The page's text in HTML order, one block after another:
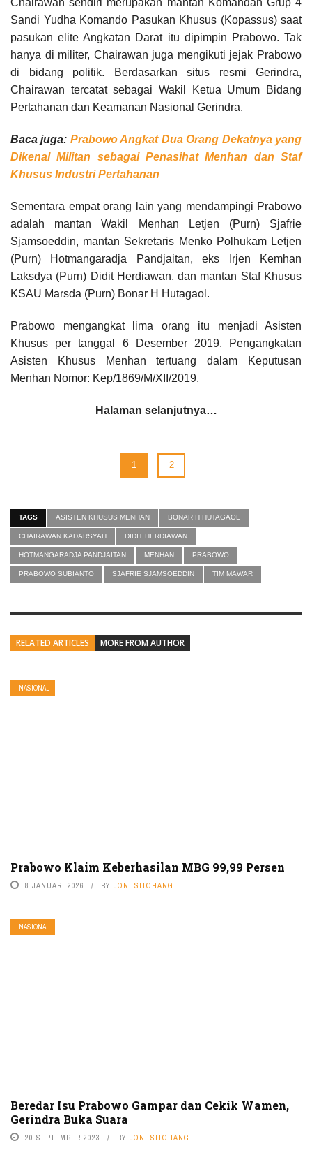
Chairawan sendiri merupakan mantan Komandan Grup 4
Sandi Yudha Komando Pasukan Khusus (Kopassus) saat
pasukan elite Angkatan Darat itu dipimpin Prabowo. Tak
hanya di militer, Chairawan juga mengikuti jejak Prabowo
di bidang politik. Berdasarkan situs resmi Gerindra,
Chairawan tercatat sebagai Wakil Ketua Umum Bidang
Pertahanan dan Keamanan Nasional Gerindra.
Baca juga: Prabowo Angkat Dua Orang Dekatnya yang
Dikenal Militan sebagai Penasihat Menhan dan Staf
Khusus Industri Pertahanan
Sementara empat orang lain yang mendampingi Prabowo
adalah mantan Wakil Menhan Letjen (Purn) Sjafrie
Sjamsoeddin, mantan Sekretaris Menko Polhukam Letjen
(Purn) Hotmangaradja Pandjaitan, eks Irjen Kemhan
Laksdya (Purn) Didit Herdiawan, dan mantan Staf Khusus
KSAU Marsda (Purn) Bonar H Hutagaol.
Prabowo mengangkat lima orang itu menjadi Asisten
Khusus per tanggal 6 Desember 2019. Pengangkatan
Asisten Khusus Menhan tertuang dalam Keputusan
Menhan Nomor: Kep/1869/M/XII/2019.
Halaman selanjutnya…
1 2
TAGS ASISTEN KHUSUS MENHAN BONAR H HUTAGAOL
CHAIRAWAN KADARSYAH DIDIT HERDIAWAN
HOTMANGARADJA PANDJAITAN MENHAN PRABOWO
PRABOWO SUBIANTO SJAFRIE SJAMSOEDDIN TIM MAWAR
RELATED ARTICLES MORE FROM AUTHOR
NASIONAL
Prabowo Klaim Keberhasilan MBG 99,99 Persen
8 JANUARI 2026 BY JONI SITOHANG
NASIONAL
Beredar Isu Prabowo Gampar dan Cekik Wamen,
Gerindra Buka Suara
20 SEPTEMBER 2023 BY JONI SITOHANG